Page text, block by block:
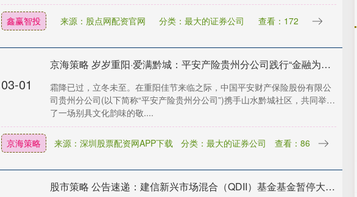
鑫赢智投 来源：股点网配资官网 分类：最大的证券公司 查看：172
03-01
京海策略 岁岁重阳·爱满黔城：平安产险贵州分公司践行“金融为民”，守护金色晚年
霜降已过，立冬未至。在重阳佳节来临之际，中国平安财产保险股份有限公
司贵州分公司(以下简称“平安产险贵州分公司”)携手山水黔城社区，共同举办
了一场别具文化韵味的敬....
京海策略 来源：深圳股票配资网APP下载 分类：最大的证券公司 查看：86
股市策略 公告速递：建信新兴市场混合（QDII）基金基金暂停大额申购、定期定额投资